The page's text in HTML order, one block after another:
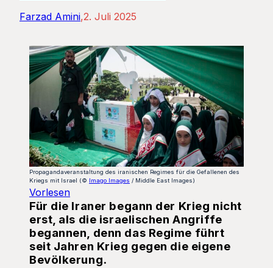
Farzad Amini 2. Juli 2025
Propagandaveranstaltung des iranischen Regimes für die Gefallenen des
Kriegs mit Israel (©
Imago Images / Middle East Images)
Vorlesen
Für die Iraner begann der Krieg nicht
erst, als die israelischen Angriffe
begannen, denn das Regime führt
seit Jahren Krieg gegen die eigene
Bevölkerung.